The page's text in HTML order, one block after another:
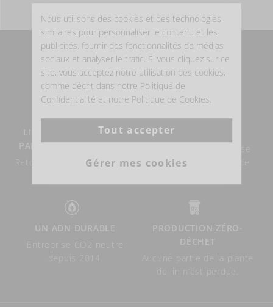
POURQUOI ACHETER DU LIN BELGE?
LIVRAISON GRATUITE À
PARTIR DE €100 D'ACHAT
Retour possible endéans les
LE LIN BELGE
construit depuis plus de
UN ADN DURABLE
PRODUCTION ZÉRO-
DÉCHET
Nous utilisons des cookies et des technologies
similaires pour personnaliser le contenu et les
publicités, fournir des fonctionnalités de médias
sociaux et analyser le trafic. Si vous cliquez sur ce
site, vous acceptez notre utilisation des cookies,
comme décrit dans notre Politique de
Confidentialité et notre Politique de Cookies.
Tout accepter
Gérer mes cookies